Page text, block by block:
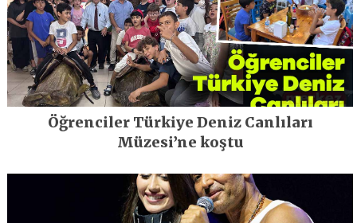
Öğrenciler Türkiye Deniz Canlıları
Müzesi’ne koştu